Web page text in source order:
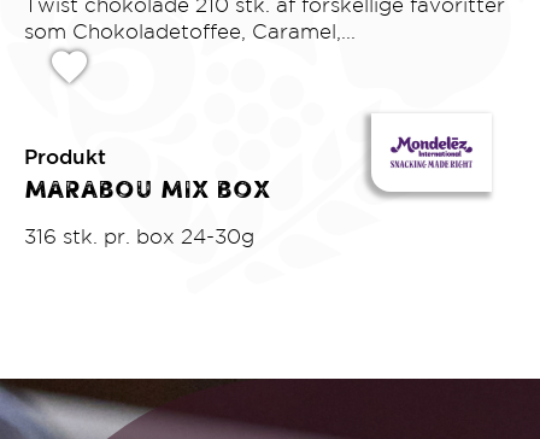
som Chokoladetoffee, Caramel,...
Produkt
Marabou Mix Box
316 stk. pr. box 24-30g